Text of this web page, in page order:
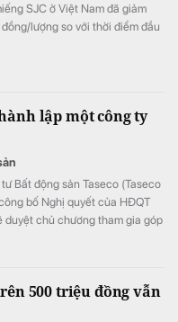
SJC ở Việt Nam đã giảm
lượng so với thời điểm đầu
lập một công ty
Bất động sản Taseco (Taseco
bố Nghị quyết của HĐQT
duyệt chủ chương tham gia góp
500 triệu đồng vẫn